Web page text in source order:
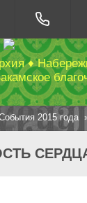
♦
2015 года